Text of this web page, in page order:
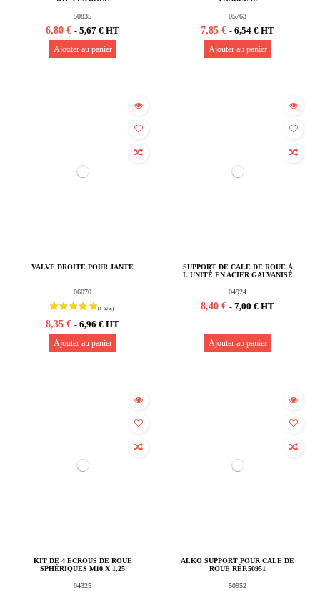
50835
6,80 € - 5,67 € HT
Ajouter au panier
05763
7,85 € - 6,54 € HT
Ajouter au panier
VALVE DROITE POUR JANTE
06070
8,35 € - 6,96 € HT
Ajouter au panier
SUPPORT DE CALE DE ROUE À
L'UNITÉ EN ACIER GALVANISÉ
04924
8,40 € - 7,00 € HT
Ajouter au panier
KIT DE 4 ÉCROUS DE ROUE
SPHÉRIQUES M10 X 1,25
04325
ALKO SUPPORT POUR CALE DE
ROUE RÉF.50951
50952